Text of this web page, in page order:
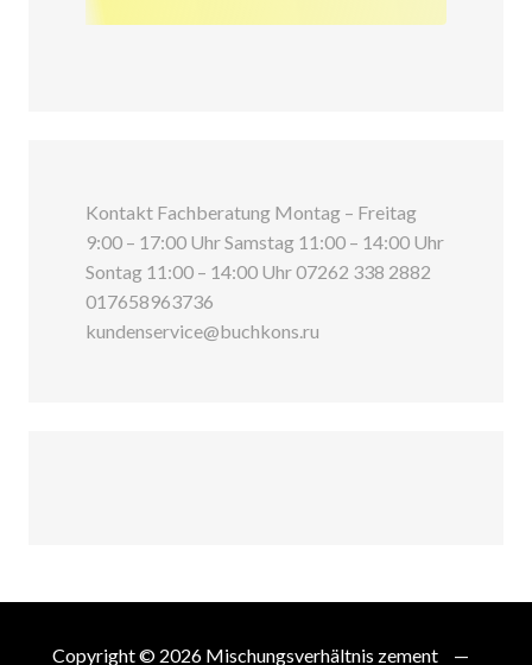
Kontakt Fachberatung Montag – Freitag
9:00 – 17:00 Uhr Samstag 11:00 – 14:00 Uhr
Sontag 11:00 – 14:00 Uhr 07262 338 2882
017658963736
kundenservice@buchkons.ru
Copyright © 2026 Mischungsverhältnis zement